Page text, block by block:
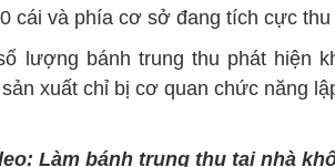
cái và phía cơ sở đang tích cực thu
lượng bánh trung thu phát hiện
xuất chỉ bị cơ quan chức năng
Làm bánh trung thu tại nhà